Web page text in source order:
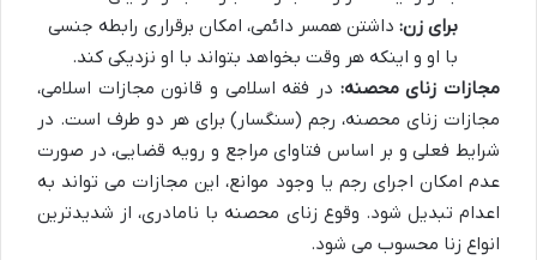
برای زن: داشتن همسر دائمی، امکان برقراری رابطه جنسی
با او و اینکه هر وقت بخواهد بتواند با او نزدیکی کند.
مجازات زنای محصنه: در فقه اسلامی و قانون مجازات اسلامی،
مجازات زنای محصنه، رجم (سنگسار) برای هر دو طرف است. در
شرایط فعلی و بر اساس فتاوای مراجع و رویه قضایی، در صورت
عدم امکان اجرای رجم یا وجود موانع، این مجازات می تواند به
اعدام تبدیل شود. وقوع زنای محصنه با نامادری، از شدیدترین
انواع زنا محسوب می شود.